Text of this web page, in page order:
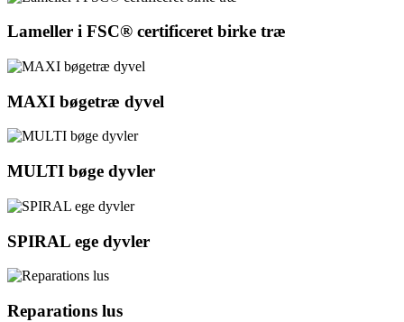
Lameller i FSC® certificeret birke træ
MAXI bøgetræ dyvel
MULTI bøge dyvler
SPIRAL ege dyvler
Reparations lus